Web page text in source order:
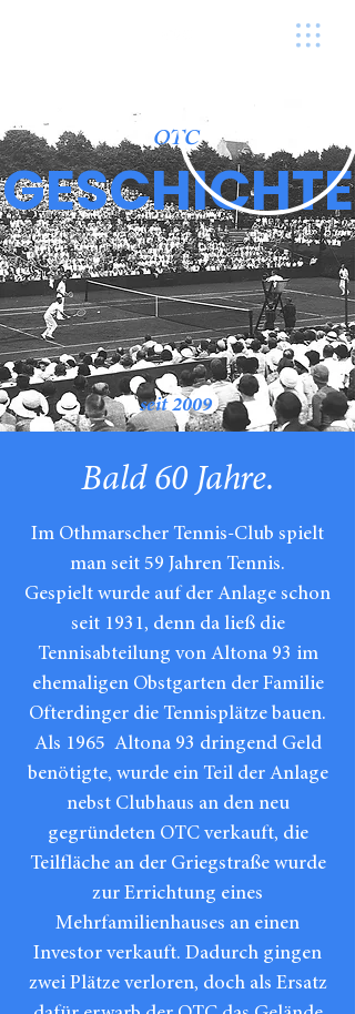
OTC
GESCHICHTE
seit 2009
Bald 60 Jahre.
Im Othmarscher Tennis-Club spielt
man seit 59 Jahren Tennis.
Gespielt wurde auf der Anlage schon
seit 1931, denn da ließ die
Tennisabteilung von Altona 93 im
ehemaligen Obstgarten der Familie
Ofterdinger die Tennisplätze bauen.
Als 1965 Altona 93 dringend Geld
benötigte, wurde ein Teil der Anlage
nebst Clubhaus an den neu
gegründeten OTC verkauft, die
Teilfläche an der Griegstraße wurde
zur Errichtung eines
Mehrfamilienhauses an einen
Investor verkauft. Dadurch gingen
zwei Plätze verloren, doch als Ersatz